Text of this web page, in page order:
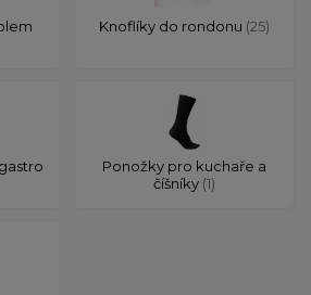
Knoflíky do rondonu (25)
Ponožky pro kuchaře a
číšníky (1)